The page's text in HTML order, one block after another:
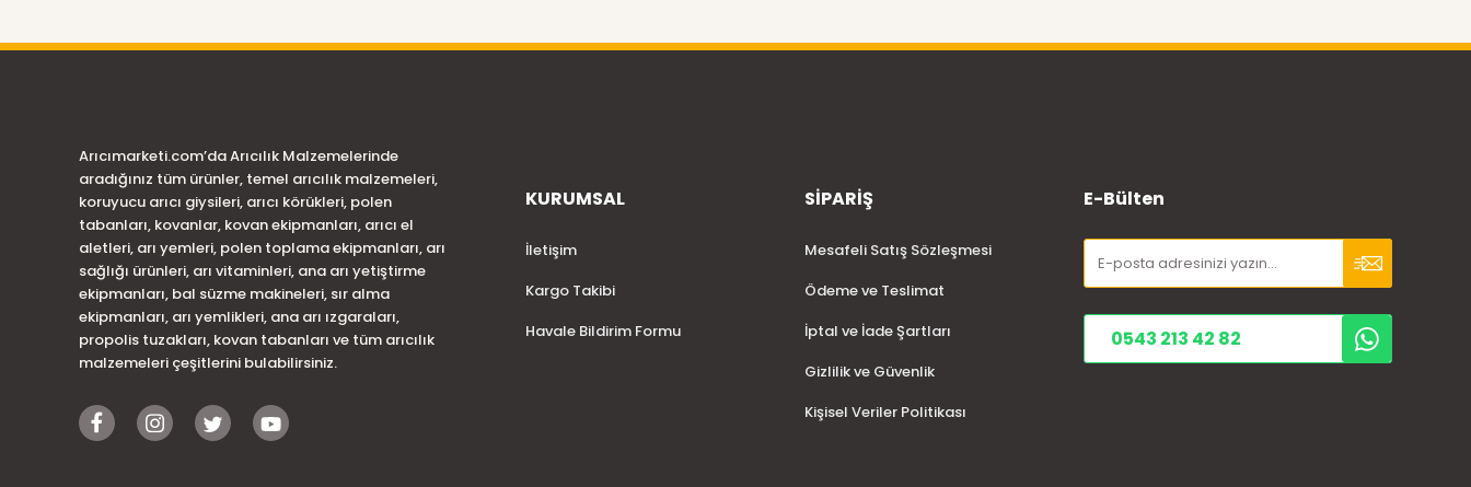
Arıcımarketi.com’da Arıcılık Malzemelerinde
aradığınız tüm ürünler, temel arıcılık malzemeleri,
koruyucu arıcı giysileri, arıcı körükleri, polen
tabanları, kovanlar, kovan ekipmanları, arıcı el
aletleri, arı yemleri, polen toplama ekipmanları, arı
sağlığı ürünleri, arı vitaminleri, ana arı yetiştirme
ekipmanları, bal süzme makineleri, sır alma
ekipmanları, arı yemlikleri, ana arı ızgaraları,
propolis tuzakları, kovan tabanları ve tüm arıcılık
malzemeleri çeşitlerini bulabilirsiniz.
KURUMSAL
İletişim
Kargo Takibi
Havale Bildirim Formu
SİPARİŞ
Mesafeli Satış Sözleşmesi
Ödeme ve Teslimat
İptal ve İade Şartları
Gizlilik ve Güvenlik
Kişisel Veriler Politikası
E-Bülten
0543 213 42 82